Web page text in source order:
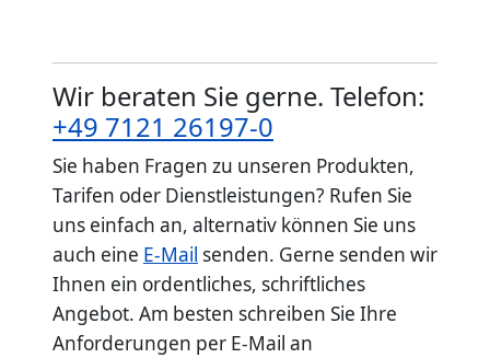
Wir beraten Sie gerne. Telefon:
+49 7121 26197-0
Sie haben Fragen zu unseren Produkten,
Tarifen oder Dienstleistungen? Rufen Sie
uns einfach an, alternativ können Sie uns
auch eine E-Mail senden. Gerne senden wir
Ihnen ein ordentliches, schriftliches
Angebot. Am besten schreiben Sie Ihre
Anforderungen per E-Mail an